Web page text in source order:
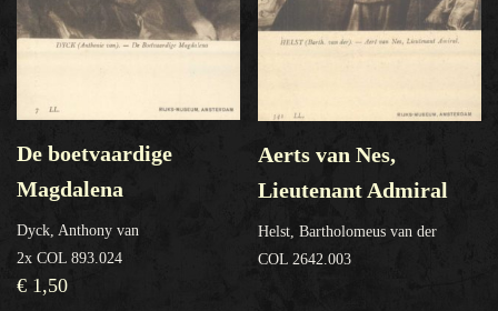
De boetvaardige
Magdalena
Dyck, Anthony van
2x COL 893.024
€ 1,50
Aerts van Nes,
Lieutenant Admiral
Helst, Bartholomeus van der
COL 2642.003